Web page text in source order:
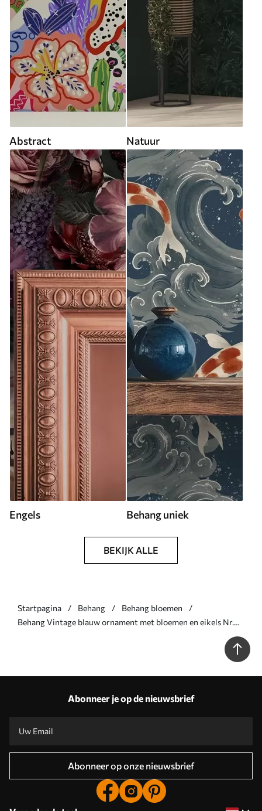
Abstract Natuur
Engels Behang uniek
BEKIJK ALLE
Startpagina Behang
Behang bloemen
Behang Vintage blauw ornament met bloemen en eikels Nr.
Abonneer je op de nieuwsbrief
Abonneer op onze nieuwsbrief